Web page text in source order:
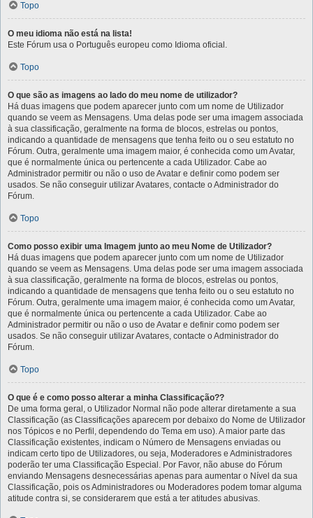
Topo
O meu idioma não está na lista!
Este Fórum usa o Português europeu como Idioma oficial.
Topo
O que são as imagens ao lado do meu nome de utilizador?
Há duas imagens que podem aparecer junto com um nome de Utilizador
quando se veem as Mensagens. Uma delas pode ser uma imagem associada
à sua classificação, geralmente na forma de blocos, estrelas ou pontos,
indicando a quantidade de mensagens que tenha feito ou o seu estatuto no
Fórum. Outra, geralmente uma imagem maior, é conhecida como um Avatar,
que é normalmente única ou pertencente a cada Utilizador. Cabe ao
Administrador permitir ou não o uso de Avatar e definir como podem ser
usados. Se não conseguir utilizar Avatares, contacte o Administrador do
Fórum.
Topo
Como posso exibir uma Imagem junto ao meu Nome de Utilizador?
Há duas imagens que podem aparecer junto com um nome de Utilizador
quando se veem as Mensagens. Uma delas pode ser uma imagem associada
à sua classificação, geralmente na forma de blocos, estrelas ou pontos,
indicando a quantidade de mensagens que tenha feito ou o seu estatuto no
Fórum. Outra, geralmente uma imagem maior, é conhecida como um Avatar,
que é normalmente única ou pertencente a cada Utilizador. Cabe ao
Administrador permitir ou não o uso de Avatar e definir como podem ser
usados. Se não conseguir utilizar Avatares, contacte o Administrador do
Fórum.
Topo
O que é e como posso alterar a minha Classificação??
De uma forma geral, o Utilizador Normal não pode alterar diretamente a sua
Classificação (as Classificações aparecem por debaixo do Nome de Utilizador
nos Tópicos e no Perfil, dependendo do Tema em uso). A maior parte das
Classificação existentes, indicam o Número de Mensagens enviadas ou
indicam certo tipo de Utilizadores, ou seja, Moderadores e Administradores
poderão ter uma Classificação Especial. Por Favor, não abuse do Fórum
enviando Mensagens desnecessárias apenas para aumentar o Nível da sua
Classificação, pois os Administradores ou Moderadores podem tomar alguma
atitude contra si, se considerarem que está a ter atitudes abusivas.